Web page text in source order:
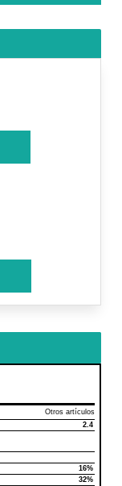
Otros artículos
2.4
16%
32%